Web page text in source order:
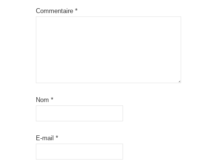
Commentaire *
Nom *
E-mail *